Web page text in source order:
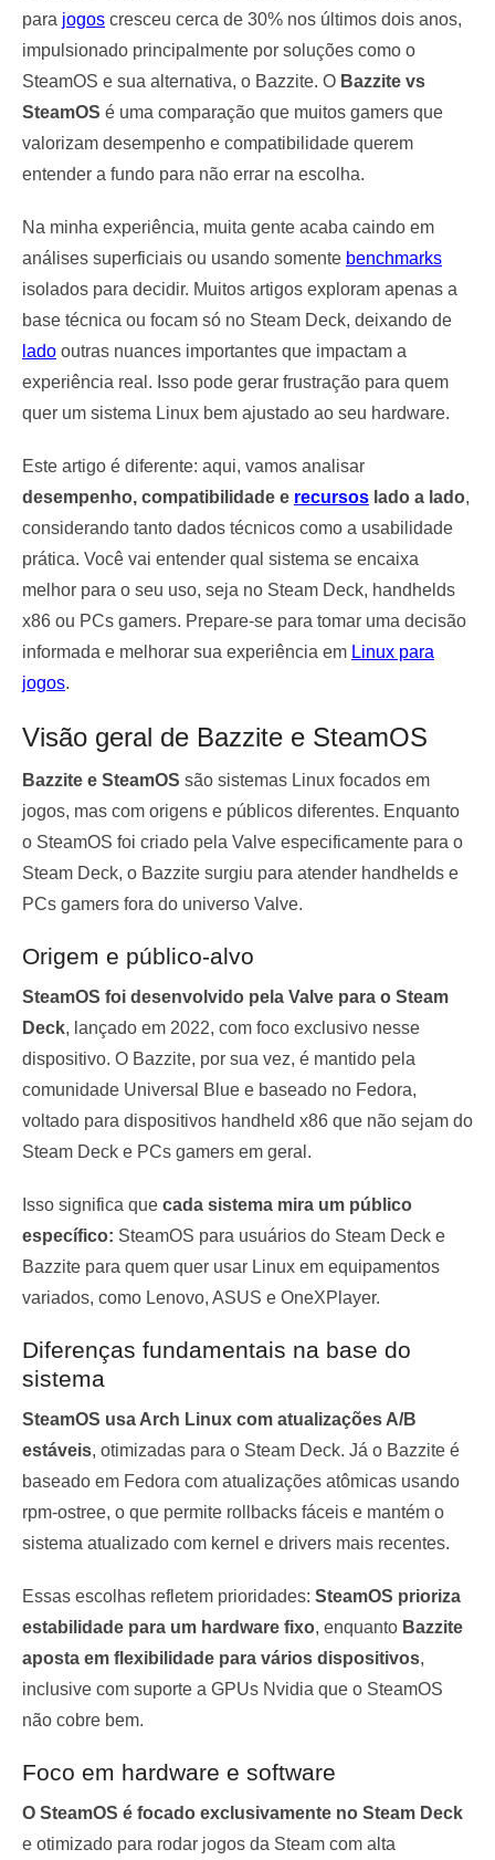
para jogos cresceu cerca de 30% nos últimos dois anos,
impulsionado principalmente por soluções como o
SteamOS e sua alternativa, o Bazzite. O Bazzite vs
SteamOS é uma comparação que muitos gamers que
valorizam desempenho e compatibilidade querem
entender a fundo para não errar na escolha.
Na minha experiência, muita gente acaba caindo em
análises superficiais ou usando somente benchmarks
isolados para decidir. Muitos artigos exploram apenas a
base técnica ou focam só no Steam Deck, deixando de
lado outras nuances importantes que impactam a
experiência real. Isso pode gerar frustração para quem
quer um sistema Linux bem ajustado ao seu hardware.
Este artigo é diferente: aqui, vamos analisar
desempenho, compatibilidade e recursos lado a lado,
considerando tanto dados técnicos como a usabilidade
prática. Você vai entender qual sistema se encaixa
melhor para o seu uso, seja no Steam Deck, handhelds
x86 ou PCs gamers. Prepare-se para tomar uma decisão
informada e melhorar sua experiência em Linux para
jogos.
Visão geral de Bazzite e SteamOS
Bazzite e SteamOS são sistemas Linux focados em
jogos, mas com origens e públicos diferentes. Enquanto
o SteamOS foi criado pela Valve especificamente para o
Steam Deck, o Bazzite surgiu para atender handhelds e
PCs gamers fora do universo Valve.
Origem e público-alvo
SteamOS foi desenvolvido pela Valve para o Steam
Deck, lançado em 2022, com foco exclusivo nesse
dispositivo. O Bazzite, por sua vez, é mantido pela
comunidade Universal Blue e baseado no Fedora,
voltado para dispositivos handheld x86 que não sejam do
Steam Deck e PCs gamers em geral.
Isso significa que cada sistema mira um público
específico: SteamOS para usuários do Steam Deck e
Bazzite para quem quer usar Linux em equipamentos
variados, como Lenovo, ASUS e OneXPlayer.
Diferenças fundamentais na base do
sistema
SteamOS usa Arch Linux com atualizações A/B
estáveis, otimizadas para o Steam Deck. Já o Bazzite é
baseado em Fedora com atualizações atômicas usando
rpm-ostree, o que permite rollbacks fáceis e mantém o
sistema atualizado com kernel e drivers mais recentes.
Essas escolhas refletem prioridades: SteamOS prioriza
estabilidade para um hardware fixo, enquanto Bazzite
aposta em flexibilidade para vários dispositivos,
inclusive com suporte a GPUs Nvidia que o SteamOS
não cobre bem.
Foco em hardware e software
O SteamOS é focado exclusivamente no Steam Deck
e otimizado para rodar jogos da Steam com alta